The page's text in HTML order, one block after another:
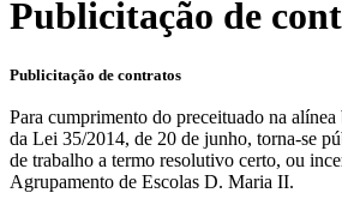
Publicitação de
Publicitação de contratos
Para cumprimento do preceituado na alínea
da Lei 35/2014, de 20 de junho, torna-se
de trabalho a termo resolutivo certo, ou
Agrupamento de Escolas D. Maria II.